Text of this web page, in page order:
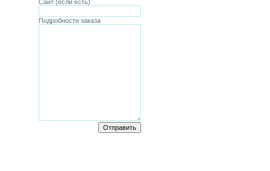
Сайт (если есть)
Подробности заказа